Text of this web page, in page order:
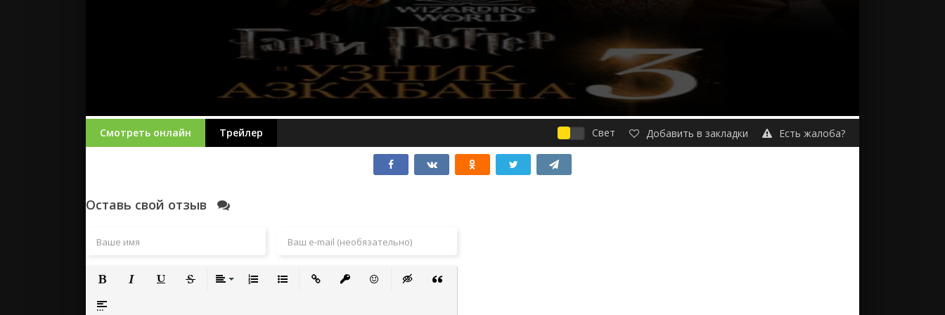
Смотреть онлайн Трейлер Свет Добавить в закладки Есть жалоба?
Оставь свой отзыв
Полужирный